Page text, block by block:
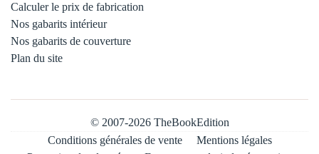
Calculer le prix de fabrication
Nos gabarits intérieur
Nos gabarits de couverture
Plan du site
© 2007-2026 TheBookEdition
Conditions générales de vente
Mentions légales